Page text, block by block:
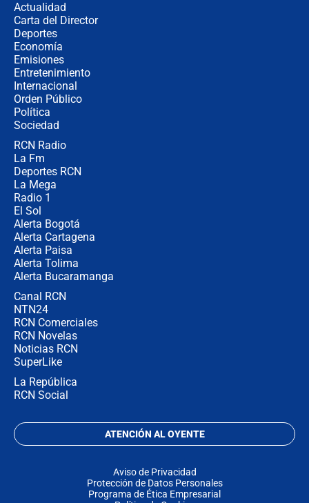
Actualidad
Carta del Director
Deportes
Economía
Emisiones
Entretenimiento
Internacional
Orden Público
Política
Sociedad
RCN Radio
La Fm
Deportes RCN
La Mega
Radio 1
El Sol
Alerta Bogotá
Alerta Cartagena
Alerta Paisa
Alerta Tolima
Alerta Bucaramanga
Canal RCN
NTN24
RCN Comerciales
RCN Novelas
Noticias RCN
SuperLike
La República
RCN Social
ATENCIÓN AL OYENTE
Aviso de Privacidad
Protección de Datos Personales
Programa de Ética Empresarial